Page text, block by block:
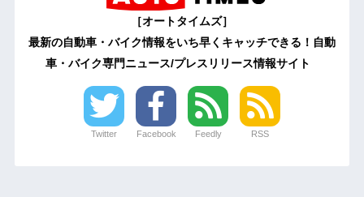
［オートタイムズ］
最新の自動車・バイク情報をいち早くキャッチできる！自動
車・バイク専門ニュース/プレスリリース情報サイト
Twitter Facebook Feedly RSS